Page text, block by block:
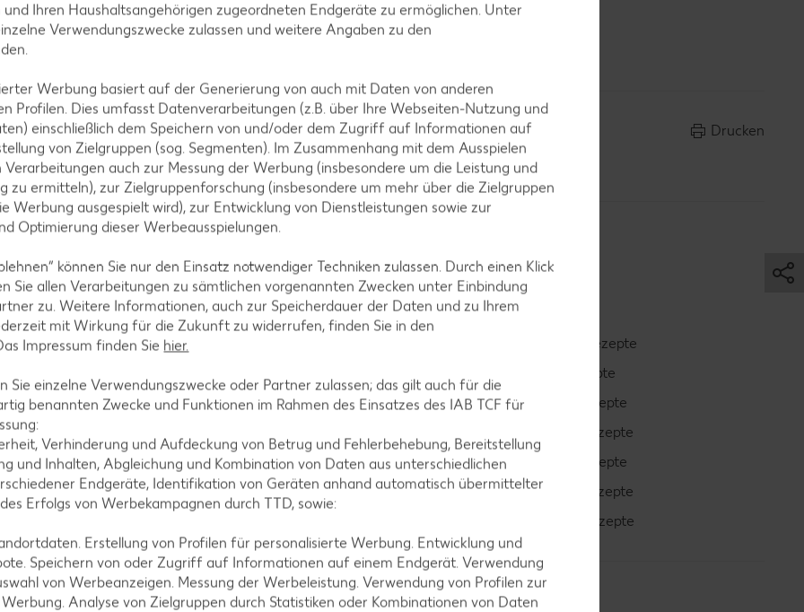
Petersilie garnieren und servieren.
Drucken
Rezepte
Schokokuchen-Rezepte
Eis-Rezepte
Pfannkuchen-Rezepte
Smoothie-Rezepte
Bowle-Rezepte
Cocktail-Rezepte
Avocado-Rezepte
Erdbeer-Rezepte
Blaubeer-Rezepte
Bananen-Rezepte
Ihren Haushaltsangehörigen zugeordneten Endgeräte zu ermöglichen. Unter
Verwendungszwecke zulassen und weitere Angaben zu den
Werbung basiert auf der Generierung von auch mit Daten von anderen
Profilen. Dies umfasst Datenverarbeitungen (z.B. über Ihre Webseiten-Nutzung und
einschließlich dem Speichern von und/oder dem Zugriff auf Informationen auf
von Zielgruppen (sog. Segmenten). Im Zusammenhang mit dem Ausspielen
auch zur Messung der Werbung (insbesondere um die Leistung und
zu ermitteln), zur Zielgruppenforschung (insbesondere um mehr über die Zielgruppen
Werbung ausgespielt wird), zur Entwicklung von Dienstleistungen sowie zur
Optimierung dieser Werbeausspielungen.
können Sie nur den Einsatz notwendiger Techniken zulassen. Durch einen Klick
Sie allen Verarbeitungen zu sämtlichen vorgenannten Zwecken unter Einbindung
zu. Weitere Informationen, auch zur Speicherdauer der Daten und zu Ihrem
mit Wirkung für die Zukunft zu widerrufen, finden Sie in den
Impressum finden Sie hier.
Sie einzelne Verwendungszwecke oder Partner zulassen; das gilt auch für die
benannten Zwecke und Funktionen im Rahmen des Einsatzes des IAB TCF für
Verhinderung und Aufdeckung von Betrug und Fehlerbehebung, Bereitstellung
und Inhalten, Abgleichung und Kombination von Daten aus unterschiedlichen
Endgeräte, Identifikation von Geräten anhand automatisch übermittelter
Erfolgs von Werbekampagnen durch TTD, sowie:
Erstellung von Profilen für personalisierte Werbung. Entwicklung und
Speichern von oder Zugriff auf Informationen auf einem Endgerät. Verwendung
von Werbeanzeigen. Messung der Werbeleistung. Verwendung von Profilen zur
Analyse von Zielgruppen durch Statistiken oder Kombinationen von Daten